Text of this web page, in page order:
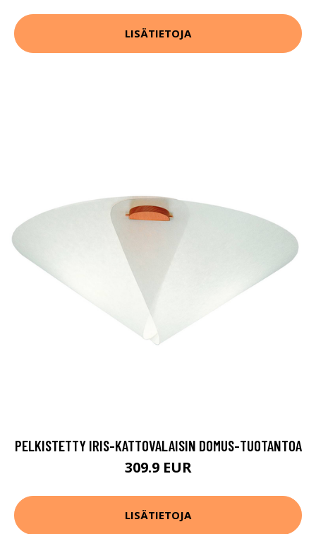
LISÄTIETOJA
PELKISTETTY IRIS-KATTOVALAISIN DOMUS-TUOTANTOA
309.9 EUR
LISÄTIETOJA